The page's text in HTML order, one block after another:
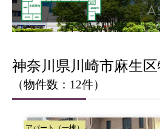
神奈川県川崎市麻生
（物件数：12件）